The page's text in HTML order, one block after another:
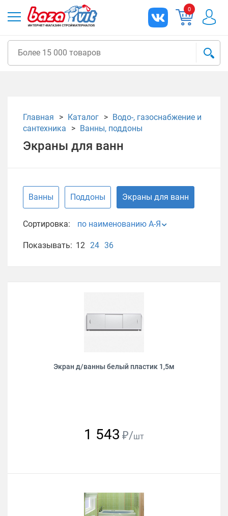
0
Главная Каталог
Водо-, газоснабжение и
сантехника
Ванны, поддоны
Экраны для ванн
Ванны Поддоны Экраны для ванн
Сортировка: по наименованию А-Я
Показывать: 12 24 36
Экран д/ванны белый пластик 1,5м
1 543 ₽/шт